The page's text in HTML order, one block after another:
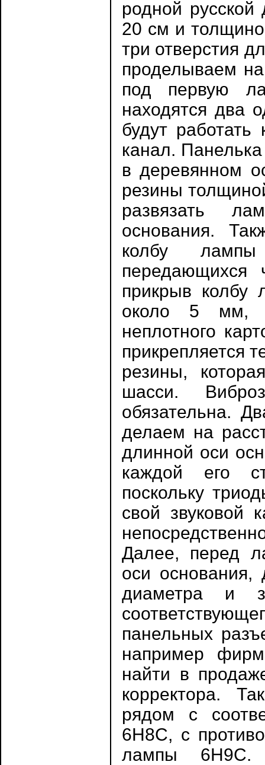
родной
20 см и
три отверстия
проделываем
под первую
находятся два
будут
канал.
в деревянном
резины
развязать
основания.
колбу лампы
передающихся
прикрыв колбу
около 5 мм,
неплотного
прикрепляется
резины,
шасси.
обязательна.
делаем на
длинной оси
каждой его
поскольку
свой звуковой
Далее, перед
оси основания,
диаметра и
панельных
например
найти в
корректора.
рядом с
6Н8С, с
лампы 6Н9С.